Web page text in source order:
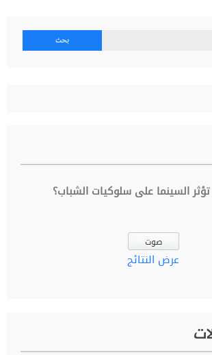
السينما على سلوكيات الشباب؟
عرض النتائج